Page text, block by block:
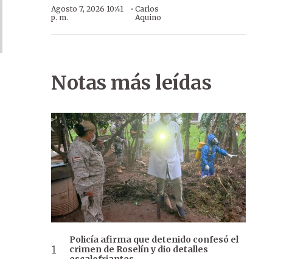
Agosto 7, 2026 10:41
p. m.
· Carlos
Aquino
Notas más leídas
Policía afirma que detenido confesó el
crimen de Roselín y dio detalles